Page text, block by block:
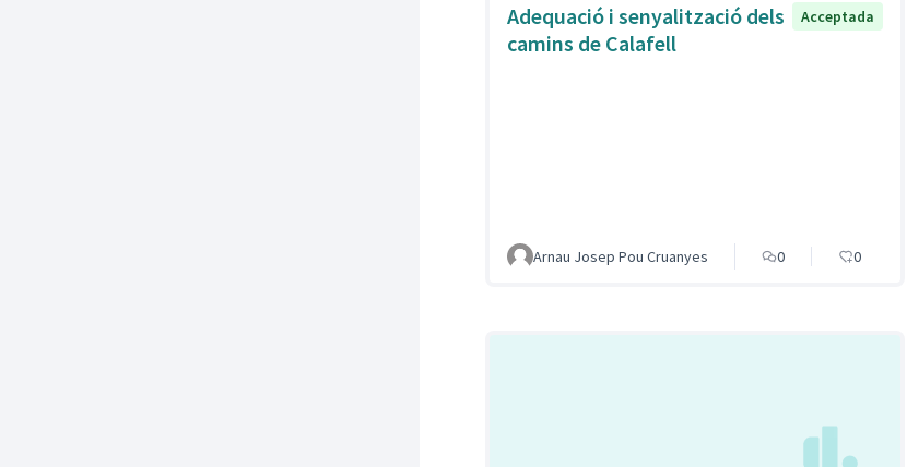
Adequació i senyalització dels
camins de Calafell
Acceptada
Arnau Josep Pou Cruanyes 0 0